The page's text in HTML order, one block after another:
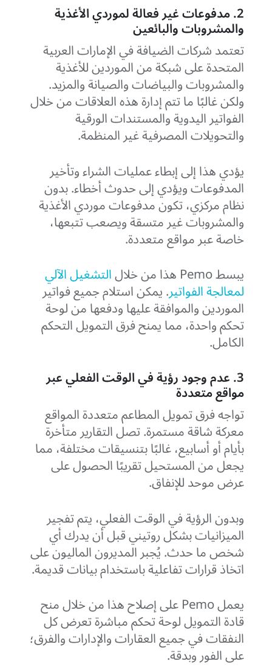
2. مدفوعات غير فعالة لموردي الأغذية
والمشروبات والبائعين
تعتمد شركات الضيافة في الإمارات العربية
المتحدة على شبكة من الموردين للأغذية
والمشروبات والبياضات والصيانة والمزيد.
ولكن غالبًا ما تتم إدارة هذه العلاقات من خلال
الفواتير اليدوية والمستندات الورقية
والتحويلات المصرفية غير المنظمة.
يؤدي هذا إلى إبطاء عمليات الشراء وتأخير
المدفوعات ويؤدي إلى حدوث أخطاء. بدون
نظام مركزي، تكون مدفوعات موردي الأغذية
والمشروبات غير متسقة ويصعب تتبعها،
خاصة عبر مواقع متعددة.
يبسط Pemo هذا من خلال
التشغيل الآلي
لمعالجة الفواتير. يمكن استلام جميع فواتير
الموردين والموافقة عليها ودفعها من لوحة
تحكم واحدة، مما يمنح فرق التمويل التحكم
الكامل.
3. عدم وجود رؤية في الوقت الفعلي عبر
مواقع متعددة
تواجه فرق تمويل المطاعم متعددة المواقع
معركة شاقة مستمرة. تصل التقارير متأخرة
بأيام أو أسابيع، غالبًا بتنسيقات مختلفة، مما
يجعل من المستحيل تقريبًا الحصول على
عرض موحد للإنفاق.
وبدون الرؤية في الوقت الفعلي، يتم تفجير
الميزانيات بشكل روتيني قبل أن يدرك أي
شخص ما حدث. يُجبر المديرون الماليون على
اتخاذ قرارات تفاعلية باستخدام بيانات قديمة.
يعمل Pemo على إصلاح هذا من خلال منح
قادة التمويل لوحة تحكم مباشرة تعرض كل
النفقات في جميع العقارات والإدارات والفرق؛
على الفور وبدقة.